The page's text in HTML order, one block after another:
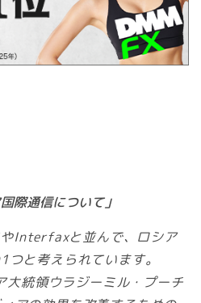
際通信について」
やInterfaxと並んで、ロシア
つと考えられています。
統領ウラジーミル・プーチ